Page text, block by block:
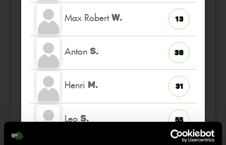
Max Robert W. 13
Anton S. 38
Henri M. 31
Leo S. 55